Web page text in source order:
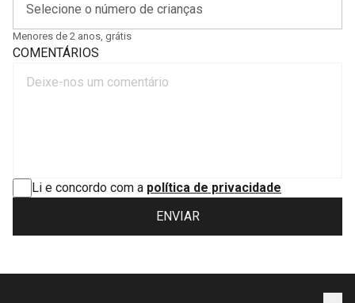
Menores de 2 anos, grátis
COMENTÁRIOS
Li e concordo com a política de privacidade
ENVIAR